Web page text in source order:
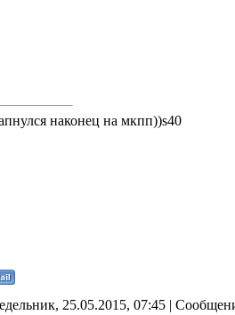
наконец на мкпп))s40
25.05.2015, 07:45 |